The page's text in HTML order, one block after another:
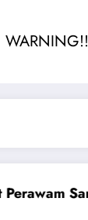
WARNING!!
Kakak Nina